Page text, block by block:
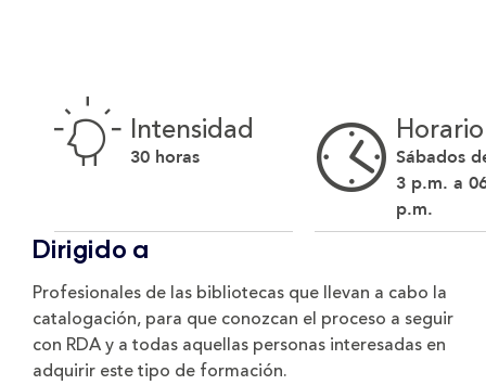
Intensidad
30 horas
Horario
Sábados
3 p.m. a
p.m.
Dirigido a
Profesionales de las bibliotecas que llevan a cabo la
catalogación, para que conozcan el proceso a seguir
con RDA y a todas aquellas personas interesadas en
adquirir este tipo de formación.